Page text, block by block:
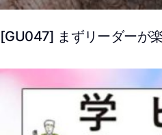
[GU047] まずリーダーが